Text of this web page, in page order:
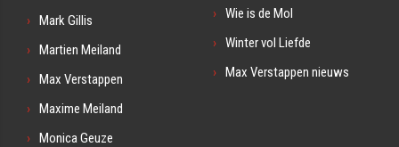
Mark Gillis
Martien Meiland
Max Verstappen
Maxime Meiland
Monica Geuze
Wie is de Mol
Winter vol Liefde
Max Verstappen nieuws